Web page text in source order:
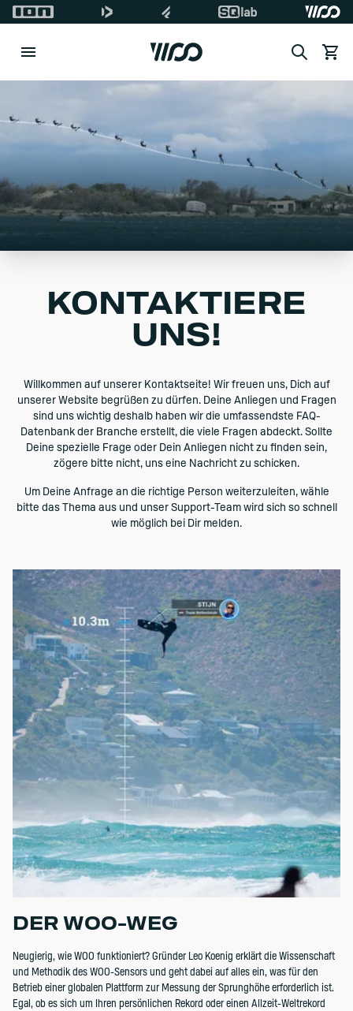
Search
KONTAKTIERE
UNS!
Willkommen auf unserer Kontaktseite! Wir freuen uns, Dich auf
unserer Website begrüßen zu dürfen. Deine Anliegen und Fragen
sind uns wichtig deshalb haben wir die umfassendste FAQ-
Datenbank der Branche erstellt, die viele Fragen abdeckt. Sollte
Deine spezielle Frage oder Dein Anliegen nicht zu finden sein,
zögere bitte nicht, uns eine Nachricht zu schicken.
Um Deine Anfrage an die richtige Person weiterzuleiten, wähle
bitte das Thema aus und unser Support-Team wird sich so schnell
wie möglich bei Dir melden.
DER WOO-WEG
Neugierig, wie WOO funktioniert? Gründer Leo Koenig erklärt die Wissenschaft
und Methodik des WOO-Sensors und geht dabei auf alles ein, was für den
Betrieb einer globalen Plattform zur Messung der Sprunghöhe erforderlich ist.
Egal, ob es sich um Ihren persönlichen Rekord oder einen Allzeit-Weltrekord